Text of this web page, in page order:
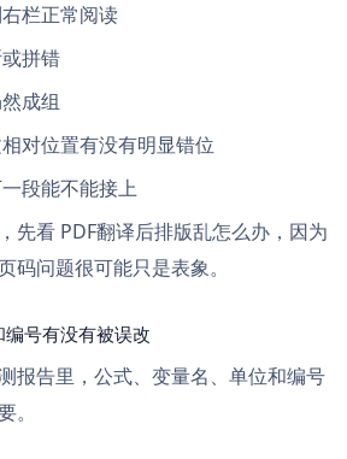
栏正常阅读
拼错
成组
对位置有没有明显错位
段能不能接上
先看 PDF翻译后排版乱怎么办 ，因为
码问题很可能只是表象。
号有没有被误改
报告里，公式、变量名、单位和编号
。